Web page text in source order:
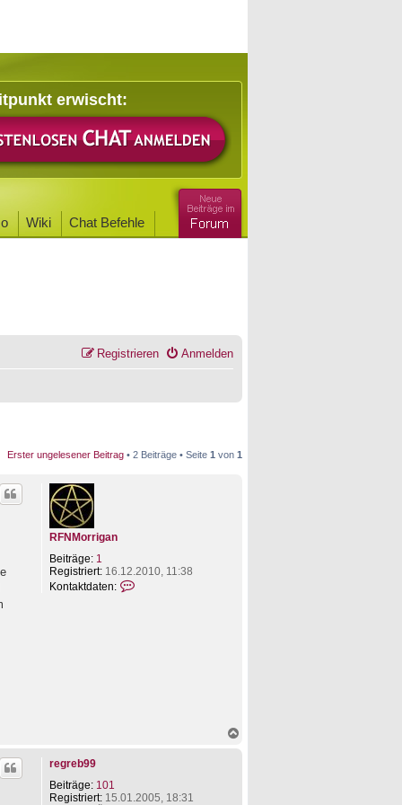
erwischt:
Wiki Chat Befehle
Anmelden
Registrieren
Erster ungelesener Beitrag • 2 Beiträge • Seite 1 von 1
RFNMorrigan
Beiträge: 1
Registriert: 16.12.2010, 11:38
Kontaktdaten:
o
N
regreb99
Beiträge: 101
Registriert: 15.01.2005, 18:31